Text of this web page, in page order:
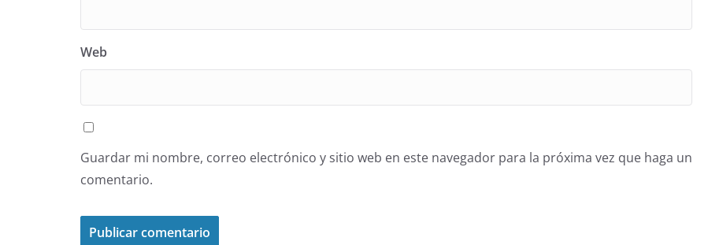
Web
Guardar mi nombre, correo electrónico y sitio web en este navegador para la próxima vez que haga un
comentario.